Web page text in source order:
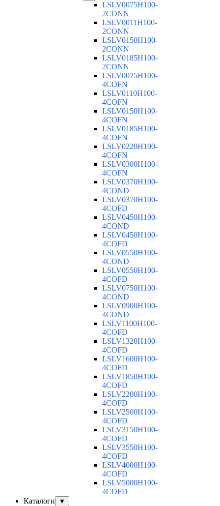
LSLV0075H100-
2CONN
LSLV0011H100-
2CONN
LSLV0150H100-
2CONN
LSLV0185H100-
2CONN
LSLV0075H100-
4COFN
LSLV0110H100-
4COFN
LSLV0150H100-
4COFN
LSLV0185H100-
4COFN
LSLV0220H100-
4COFN
LSLV0300H100-
4COFN
LSLV0370H100-
4COND
LSLV0370H100-
4COFD
LSLV0450H100-
4COND
LSLV0450H100-
4COFD
LSLV0550H100-
4COND
LSLV0550H100-
4COFD
LSLV0750H100-
4COND
LSLV0900H100-
4COND
LSLV1100H100-
4COFD
LSLV1320H100-
4COFD
LSLV1600H100-
4COFD
LSLV1850H100-
4COFD
LSLV2200H100-
4COFD
LSLV2500H100-
4COFD
LSLV3150H100-
4COFD
LSLV3550H100-
4COFD
LSLV4000H100-
4COFD
LSLV5000H100-
4COFD
Каталоги
▼